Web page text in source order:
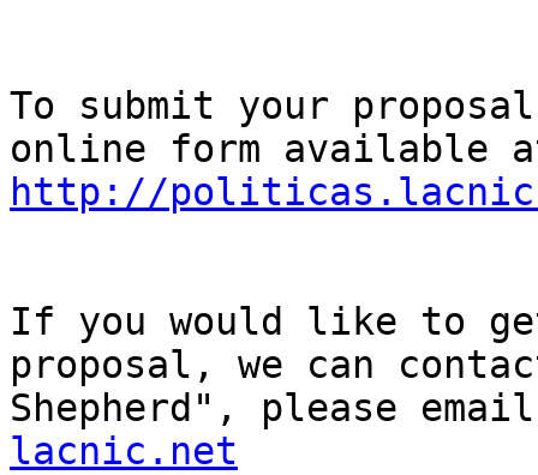
To submit your
http://
If you would like to
proposal, we can
Shepherd", please
lacnic.net